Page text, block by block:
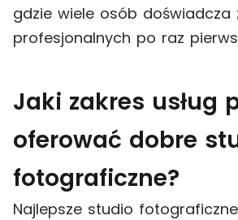
gdzie wiele osób doświadcza
profesjonalnych po raz
Jaki zakres usług
oferować dobre
fotograficzne?
Najlepsze studio